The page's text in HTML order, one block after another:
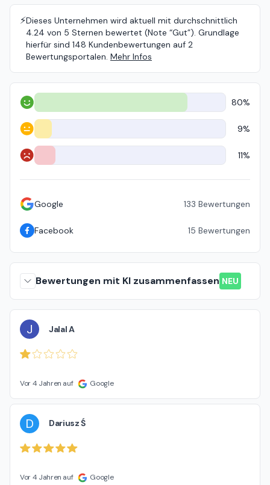
⚡️Dieses Unternehmen wird aktuell mit durchschnittlich
4.24 von 5 Sternen bewertet (Note “Gut”). Grundlage
hierfür sind 148 Kundenbewertungen auf 2
Bewertungsportalen. Mehr Infos
Positiv 80%
Neutral 9%
Negativ 11%
Google 133 Bewertungen
Facebook 15 Bewertungen
Bewertungen mit KI zusammenfassen NEU
J Jalal A
Vor 4 Jahren auf Google
D Dariusz Ś
Vor 4 Jahren auf Google